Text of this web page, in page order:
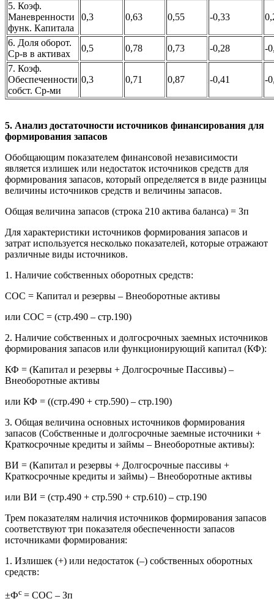
5. Коэф.
Маневренности
функ. Капитала
0,3 0,63 0,55 -0,33
6. Доля оборот.
Ср-в в активах
0,5 0,78 0,73 -0,28
-
7. Коэф.
Обеспеченности
собст. Ср-ми
0,3 0,71 0,87 -0,41 -
5. Анализ достаточности источников финансирования для
формирования запасов
Обобщающим показателем финансовой независимости
является излишек или недостаток источников средств для
формирования запасов, который определяется в виде разницы
величины источников средств и величины запасов.
Общая величина запасов (строка 210 актива баланса) = Зп
Для характеристики источников формирования запасов и
затрат используется несколько показателей, которые отражают
различные виды источников.
1. Наличие собственных оборотных средств:
СОС = Капитал и резервы – Внеоборотные активы
или СОС = (стр.490 – стр.190)
2. Наличие собственных и долгосрочных заемных источников
формирования запасов или функционирующий капитал (КФ):
КФ = (Капитал и резервы + Долгосрочные Пассивы) –
Внеоборотные активы
или КФ = ((стр.490 + стр.590) – стр.190)
3. Общая величина основных источников формирования
запасов (Собственные и долгосрочные заемные источники +
Краткосрочные кредиты и займы – Внеоборотные активы):
ВИ = (Капитал и резервы + Долгосрочные пассивы +
Краткосрочные кредиты и займы) – Внеоборотные активы
или ВИ = (стр.490 + стр.590 + стр.610) – стр.190
Трем показателям наличия источников формирования запасов
соответствуют три показателя обеспеченности запасов
источниками формирования:
1. Излишек (+) или недостаток (–) собственных оборотных
средств:
±Фс = СОС – Зп